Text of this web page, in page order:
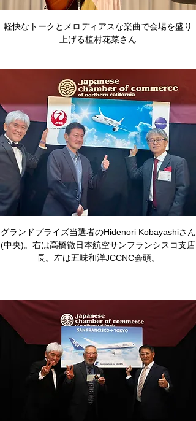
軽快なトークとメロディアスな楽曲で会場を盛り
上げる植村花菜さん
グランドプライズ当選者のHidenori Kobayashiさん
(中央)。右は高橋徹日本航空サンフランシスコ支店
長。左は五味和洋JCCNC会頭。